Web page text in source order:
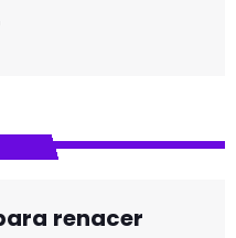
renacer